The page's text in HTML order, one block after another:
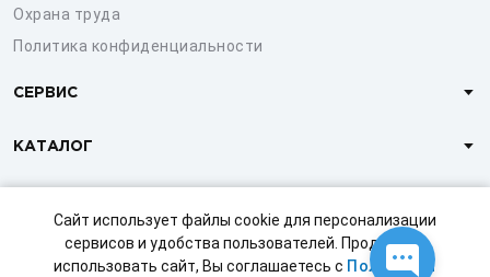
Сайт использует файлы cookie для персонализации
сервисов и удобства пользователей. Продолжая
использовать сайт, Вы соглашаетесь с Политикой
Охрана труда
Политика конфиденциальности
СЕРВИС
КАТАЛОГ